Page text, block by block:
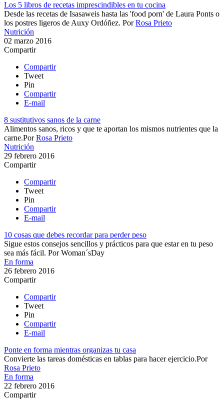
Los 5 libros de recetas imprescindibles en tu cocina
Desde las recetas de Isasaweis hasta las 'food porn' de Laura Ponts o
los postres ligeros de Auxy Ordóñez. PorRosa Prieto
Nutrición
02 marzo 2016
Compartir
Compartir
Tweet
Pin
Compartir
E-mail
8 sustitutivos sanos de la carne
Alimentos sanos, ricos y que te aportan los mismos nutrientes que la
carne.​​PorRosa Prieto
Nutrición
29 febrero 2016
Compartir
Compartir
Tweet
Pin
Compartir
E-mail
10 cosas que debes recordar para perder peso
​Sigue estos consejos sencillos y prácticos para que estar en tu peso
sea más fácil. PorWoman´sDay
En forma
26 febrero 2016
Compartir
Compartir
Tweet
Pin
Compartir
E-mail
Ponte en forma mientras organizas tu casa
Convierte las tareas domésticas en tablas para hacer ejercicio.​Por
Rosa Prieto
En forma
22 febrero 2016
Compartir